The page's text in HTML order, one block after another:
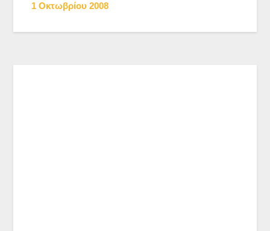
1 Οκτωβρίου 2008